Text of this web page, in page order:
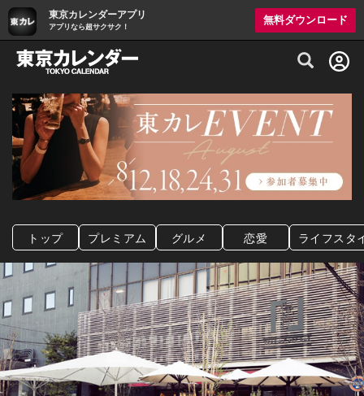
東京カレンダーアプリ
アプリなら超サクサク！
無料ダウンロード
グルメ情報・プレミアムレストラン予約
トップ プレミアム グルメ 恋愛 ライフスタ